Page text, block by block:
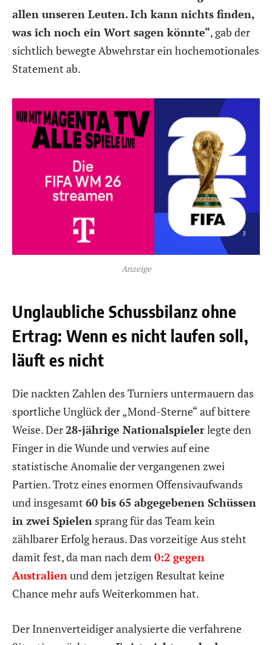
allen unseren Leuten. Ich kann nichts finden,
was ich noch ein Wort sagen könnte“, gab der
sichtlich bewegte Abwehrstar ein hochemotionales
Statement ab.
Anzeige
Unglaubliche Schussbilanz ohne
Ertrag: Wenn es nicht laufen soll,
läuft es nicht
Die nackten Zahlen des Turniers untermauern das
sportliche Unglück der „Mond-Sterne“ auf bittere
Weise. Der28-jährige Nationalspielerlegte den
Finger in die Wunde und verwies auf eine
statistische Anomalie der vergangenen zwei
Partien. Trotz eines enormen Offensivaufwands
und insgesamt 60 bis 65 abgegebenen Schüssen
in zwei Spielen sprang für das Team kein
zählbarer Erfolg heraus. Das vorzeitige Aus steht
damit fest, da man nach dem 0:2 gegen
Australienund dem jetzigen Resultat keine
Chance mehr aufs Weiterkommen hat.
Der Innenverteidiger analysierte die verfahrene